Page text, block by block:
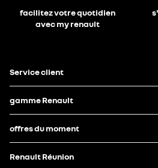
facilitez votre quotidien
avec my renault
Service client
gamme Renault
offres du moment
Renault Réunion